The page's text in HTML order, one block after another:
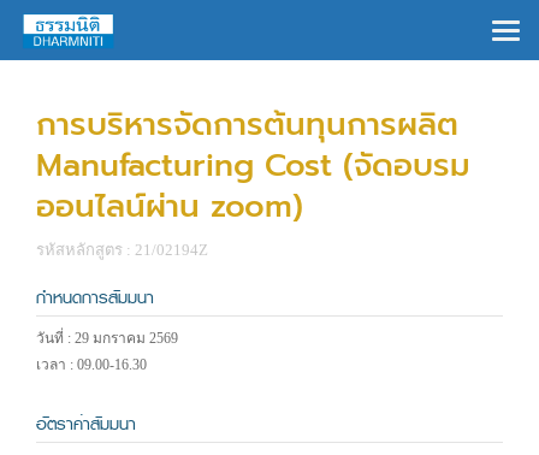
การบริหารจัดการต้นทุนการผลิต
Manufacturing Cost (จัดอบรม
ออนไลน์ผ่าน zoom)
รหัสหลักสูตร : 21/02194Z
กำหนดการสัมมนา
วันที่ : 29 มกราคม 2569
เวลา : 09.00-16.30
อัตราค่าสัมมนา
×